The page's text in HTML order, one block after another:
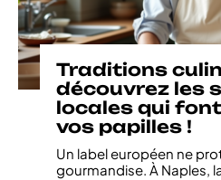
Traditions
découvrez les
locales qui
vos papilles !
Un label européen ne
gourmandise. À Naples,